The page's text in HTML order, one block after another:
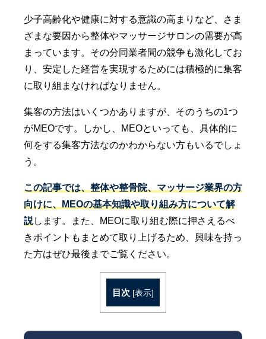
少子高齢化や健康に対する意識の高まりなど、さま
ざまな要因から整体やマッサージサロンの需要が高
まっています。その分同業者間の競争も激化してお
り、安定した経営を実現するためには積極的に集客
に取り組まなければなりません。
集客の方法はいくつかありますが、そのうちの1つ
がMEOです。しかし、MEOといっても、具体的に
何をする集客方法なのかわからない方もいるでしょ
う。
この記事では、整体や整骨院、マッサージ業界の方
向けに、MEOの基本知識や取り組み方について解
説します。また、MEOに取り組む際に押さえるべ
きポイントもまとめて取り上げるため、興味を持っ
た方はぜひ最後までご覧ください。
目次 [表示]